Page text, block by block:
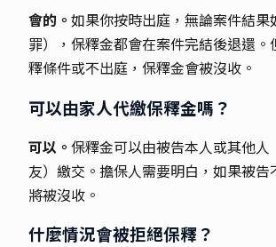
會的。 如果你按時出庭，無論案件結果
罪），保釋金都會在案件完結後退還。
釋條件或不出庭，保釋金會被沒收。
可以由家人代繳保釋金嗎？
可以。 保釋金可以由被告本人或其他人
友）繳交。擔保人需要明白，如果被告
將被沒收。
什麼情況會被拒絕保釋？